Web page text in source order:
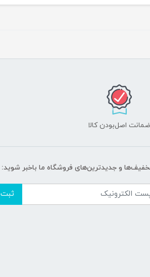
ضمانت اصل‌بودن کالا
و جدیدترین‌های فروشگاه ما باخبر شوید: